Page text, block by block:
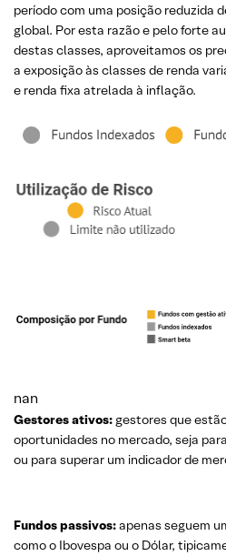
período com uma posição reduzida
global. Por esta razão e pelo forte
destas classes, aproveitamos os
a exposição às classes de renda
e renda fixa atrelada à inflação.
nan
Gestores ativos: gestores que
oportunidades no mercado, seja
ou para superar um indicador de
Fundos passivos:apenas seguem
como o Ibovespa ou o Dólar,